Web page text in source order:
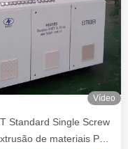
Vídeo
Standard Single Screw
de materiais PP